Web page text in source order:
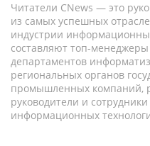
Читатели CNews — это
из самых успешных
индустрии
составляют топ-
департаментов
региональных органов
промышленных компаний,
руководители и
информационных